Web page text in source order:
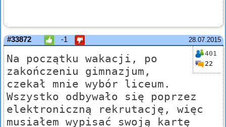
28.07.2015
#33872 -1
401
22
Na początku wakacji, po
zakończeniu gimnazjum,
czekał mnie wybór liceum.
Wszystko odbywało się poprzez
elektroniczną rekrutację, więc
musiałem wypisać swoją kartę